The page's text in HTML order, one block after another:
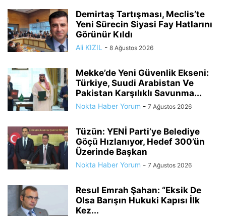
Demirtaş Tartışması, Meclis’te
Yeni Sürecin Siyasi Fay Hatlarını
Görünür Kıldı
Ali KIZIL - 8 Ağustos 2026
Mekke’de Yeni Güvenlik Ekseni:
Türkiye, Suudi Arabistan Ve
Pakistan Karşılıklı Savunma...
Nokta Haber Yorum - 7 Ağustos 2026
Tüzün: YENİ Parti’ye Belediye
Göçü Hızlanıyor, Hedef 300’ün
Üzerinde Başkan
Nokta Haber Yorum - 7 Ağustos 2026
Resul Emrah Şahan: “Eksik De
Olsa Barışın Hukuki Kapısı İlk
Kez...